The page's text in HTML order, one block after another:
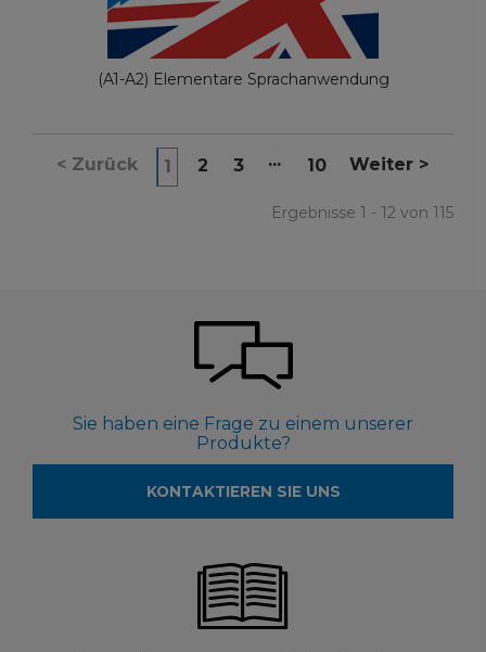
(A1-A2) Elementare Sprachanwendung
< Zurück 1 2 3 ... 10 Weiter >
Ergebnisse 1 - 12 von 115
Sie haben eine Frage zu einem unserer
Produkte?
KONTAKTIEREN SIE UNS